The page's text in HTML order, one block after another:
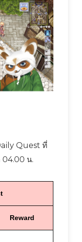
Quest ที่
04.00 น.
Reward